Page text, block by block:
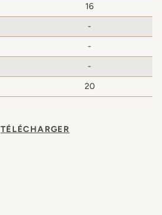
16
-
-
-
20
TÉLÉCHARGER